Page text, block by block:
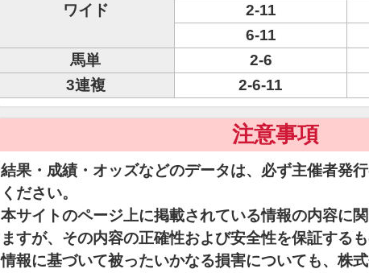
ワイド
2-11
6-11
馬単
2-6
3連複
2-6-11
注意事項
結果・成績・オッズなどのデータは、必ず主催者発
ください。
本サイトのページ上に掲載されている情報の内容に
ますが、その内容の正確性および安全性を保証する
情報に基づいて被ったいかなる損害についても、株